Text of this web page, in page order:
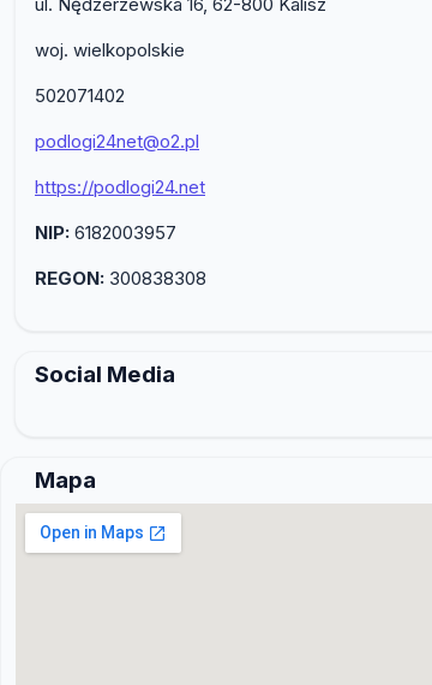
woj. wielkopolskie
502071402
podlogi24net@o2.pl
https://podlogi24.net
NIP: 6182003957
REGON: 300838308
Social Media
Mapa